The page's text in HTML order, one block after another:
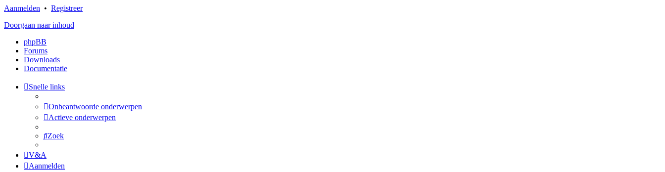
Aanmelden • Registreer
Doorgaan naar inhoud
phpBB
Forums
Downloads
Documentatie
Snelle links
Onbeantwoorde onderwerpen
Actieve onderwerpen
Zoek
V&A
Aanmelden